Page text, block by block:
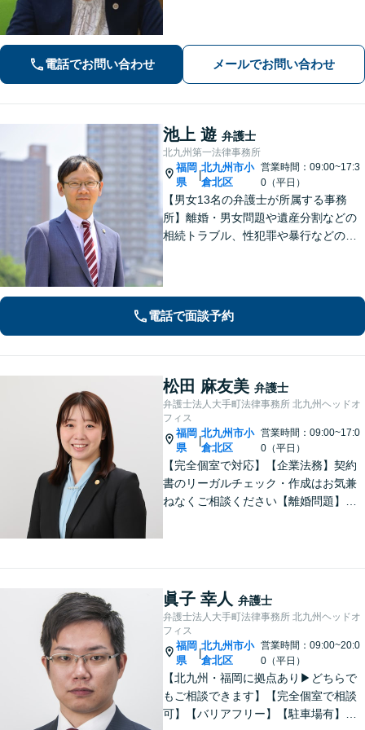
力と交渉力を強みに円満な相続へ。
電話でお問い合わせ メールでお問い合わせ
池上 遊 弁護士
北九州第一法律事務所
福岡
県
北九州市小
倉北区
営業時間：09:00~17:3
0（平日）
【男女13名の弁護士が所属する事務
所】離婚・男女問題や遺産分割などの
相続トラブル、性犯罪や暴行などの刑
します【土日祝・当日対応可】
電話で面談予約
松田 麻友美 弁護士
弁護士法人大手町法律事務所 北九州ヘッドオ
フィス
福岡
県
北九州市小
倉北区
営業時間：09:00~17:0
0（平日）
【完全個室で対応】【企業法務】契約
書のリーガルチェック・作成はお気兼
ねなくご相談ください【離婚問題】不
眞子 幸人 弁護士
弁護士法人大手町法律事務所 北九州ヘッドオ
フィス
福岡
県
北九州市小
倉北区
営業時間：09:00~20:0
0（平日）
【北九州・福岡に拠点あり▶どちらで
もご相談できます】【完全個室で相談
可】【バリアフリー】【駐車場有】法